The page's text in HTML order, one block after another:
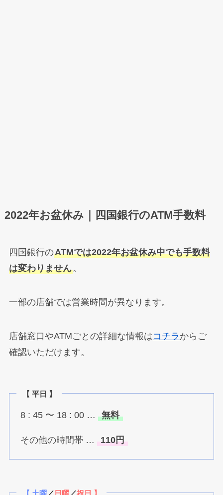
2022年お盆休み｜四国銀行のATM手数料
四国銀行のATMでは2022年お盆休み中でも手数料
は変わりません。
一部の店舗では営業時間が異なります。
店舗窓口やATMごとの詳細な情報はコチラ からご
確認いただけます。
【 平日 】
8 : 45 〜 18 : 00 …無料
その他の時間帯 … 110円
【 土曜／ 日曜／祝日 】